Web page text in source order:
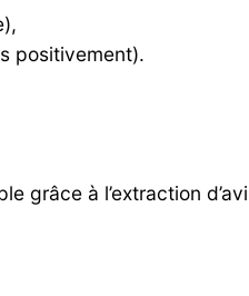
positivement).
grâce à l’extraction